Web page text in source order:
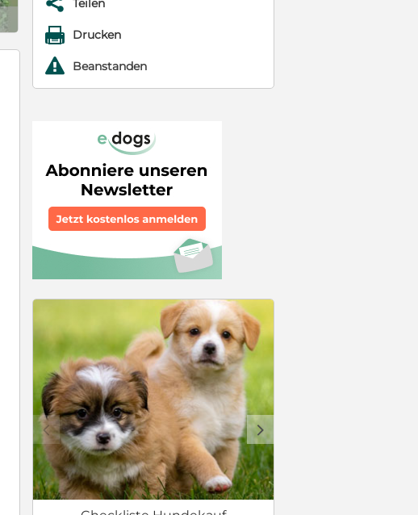
Teilen
 Drucken
r Beanstanden
c d